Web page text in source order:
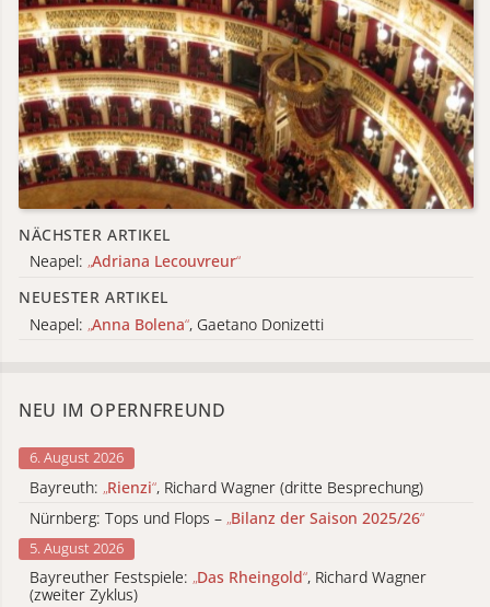
NÄCHSTER ARTIKEL
Neapel: „Adriana Lecouvreur“
NEUESTER ARTIKEL
Neapel: „Anna Bolena“, Gaetano Donizetti
NEU IM OPERNFREUND
6. August 2026
Bayreuth: „Rienzi“, Richard Wagner (dritte Besprechung)
Nürnberg: Tops und Flops – „Bilanz der Saison 2025/26“
5. August 2026
Bayreuther Festspiele: „Das Rheingold“, Richard Wagner
(zweiter Zyklus)